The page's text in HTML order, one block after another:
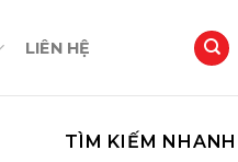
LIÊN HỆ
TÌM KIẾM NHANH